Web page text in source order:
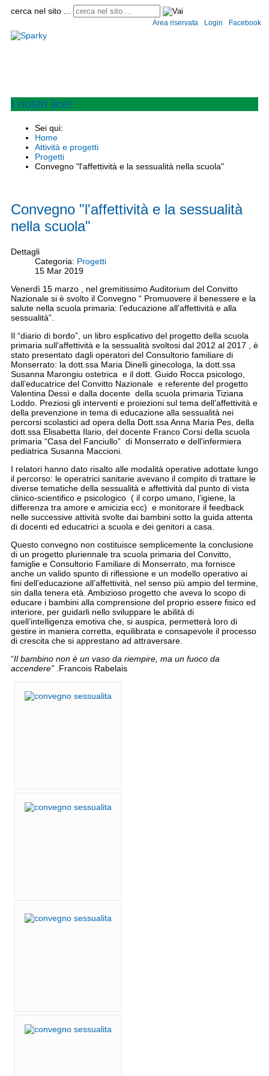
cerca nel sito ...
Area riservata Login Facebook
I nostri licei
Sei qui:
Home
Attività e progetti
Progetti
Convegno "l'affettività e la sessualità nella scuola"
Convegno "l'affettività e la sessualità
nella scuola"
Dettagli
Categoria: Progetti
15 Mar 2019
Venerdì 15 marzo , nel gremitissimo Auditorium del Convitto
Nazionale si è svolto il Convegno “ Promuovere il benessere e la
salute nella scuola primaria: l’educazione all’affettività e alla
sessualità”.
Il “diario di bordo”, un libro esplicativo del progetto della scuola
primaria sull’affettività e la sessualità svoltosi dal 2012 al 2017 , è
stato presentato dagli operatori del Consultorio familiare di
Monserrato: la dott.ssa Maria Dinelli ginecologa, la dott.ssa
Susanna Marongiu ostetrica e il dott. Guido Rocca psicologo,
dall’educatrice del Convitto Nazionale e referente del progetto
Valentina Dessì e dalla docente della scuola primaria Tiziana
Loddo. Preziosi gli interventi e proiezioni sul tema dell’affettività e
della prevenzione in tema di educazione alla sessualità nei
percorsi scolastici ad opera della Dott.ssa Anna Maria Pes, della
dott.ssa Elisabetta Ilario, del docente Franco Corsi della scuola
primaria “Casa del Fanciullo” di Monserrato e dell’infermiera
pediatrica Susanna Maccioni.
I relatori hanno dato risalto alle modalità operative adottate lungo
il percorso: le operatrici sanitarie avevano il compito di trattare le
diverse tematiche della sessualità e affettività dal punto di vista
clinico-scientifico e psicologico ( il corpo umano, l’igiene, la
differenza tra amore e amicizia ecc) e monitorare il feedback
nelle successive attività svolte dai bambini sotto la guida attenta
di docenti ed educatrici a scuola e dei genitori a casa.
Questo convegno non costituisce semplicemente la conclusione
di un progetto pluriennale tra scuola primaria del Convitto,
famiglie e Consultorio Familiare di Monserrato, ma fornisce
anche un valido spunto di riflessione e un modello operativo ai
fini dell’educazione all’affettività, nel senso più ampio del termine,
sin dalla tenera età. Ambizioso progetto che aveva lo scopo di
educare i bambini alla comprensione del proprio essere fisico ed
interiore, per guidarli nello sviluppare le abilità di
quell’intelligenza emotiva che, si auspica, permetterà loro di
gestire in maniera corretta, equilibrata e consapevole il processo
di crescita che si apprestano ad attraversare.
“Il bambino non è un vaso da riempire, ma un fuoco da
accendere” .Francois Rabelais